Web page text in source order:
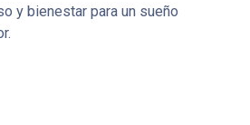
y bienestar para un sueño